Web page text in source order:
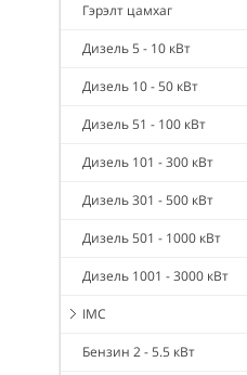
Гэрэлт цамхаг
Дизель 5 - 10 кВт
Дизель 10 - 50 кВт
Дизель 51 - 100 кВт
Дизель 101 - 300 кВт
Дизель 301 - 500 кВт
Дизель 501 - 1000 кВт
Дизель 1001 - 3000 кВт
IMC
Бензин 2 - 5.5 кВт